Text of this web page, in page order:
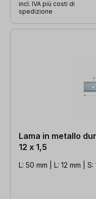
incl. IVA più costi di
spedizione
Lama in metallo
12 x 1,5
L: 50 mm | L: 12 mm | S: